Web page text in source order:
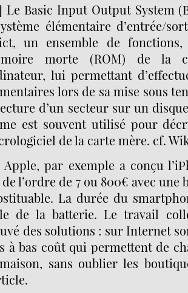
Le Basic Input Output System
élémentaire d’entrée/
un ensemble de
morte (ROM) de la
lui permettant
lors de sa mise sous
d’un secteur sur un
est souvent utilisé pour
de la carte mère. cf.
Apple, par exemple a conçu
de l’ordre de 7 ou 800€ avec une
La durée du
de la batterie. Le travail
des solutions : sur Internet
à bas coût qui permettent de
sans oublier les